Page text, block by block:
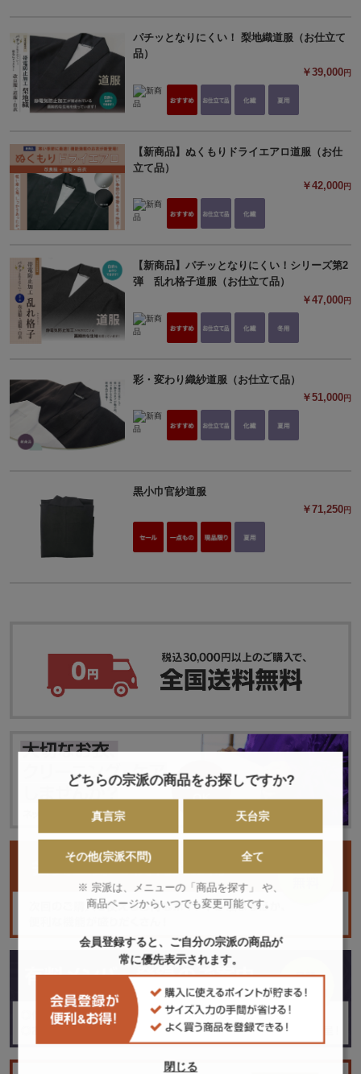
パチッとなりにくい！ 梨地織道服（お仕立て
品）
￥39,000円
【新商品】ぬくもりドライエアロ道服（お仕
立て品）
￥42,000円
【新商品】パチッとなりにくい！シリーズ第2
弾 乱れ格子道服（お仕立て品）
￥47,000円
彩・変わり織紗道服（お仕立て品）
￥51,000円
黒小巾官紗道服
￥71,250円
どちらの宗派の商品をお探しですか?
真言宗 天台宗
その他(宗派不問) 全て
※ 宗派は、メニューの「商品を探す」 や、
商品ページからいつでも変更可能です。
会員登録すると、ご自分の宗派の商品が
常に優先表示されます。
閉じる